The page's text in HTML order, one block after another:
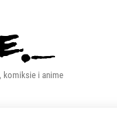
komiksie i anime